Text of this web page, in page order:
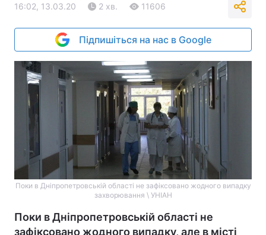
16:02, 13.03.20 2 хв. 11606
Підпишіться на нас в Google
Поки в Дніпропетровській області не зафіксовано жодного випадку
захворювання \ УНІАН
Поки в Дніпропетровській області не
зафіксовано жодного випадку, але в місті